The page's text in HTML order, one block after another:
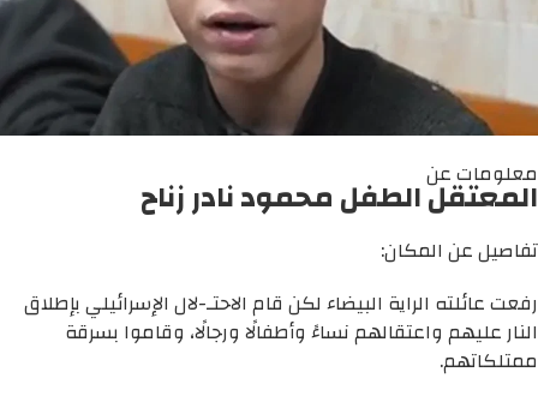
معلومات عن
المعتقل الطفل محمود نادر زناح
تفاصيل عن المكان:
رفعت عائلته الراية البيضاء لكن قام الاحتـ-لال الإسرائيلي بإطلاق
النار عليهم واعتقالهم نساءً وأطفالًا ورجالًا، وقاموا بسرقة
ممتلكاتهم.